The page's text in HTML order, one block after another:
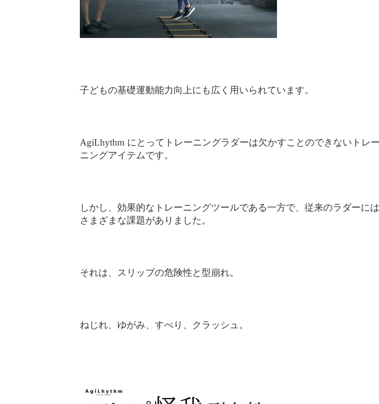
子どもの基礎運動能力向上にも広く用いられています。
AgiLhythm にとってトレーニングラダーは欠かすことのできないトレー
ニングアイテムです。
しかし、効果的なトレーニングツールである一方で、従来のラダーには
さまざまな課題がありました。
それは、スリップの危険性と型崩れ。
ねじれ、ゆがみ、すべり、クラッシュ。